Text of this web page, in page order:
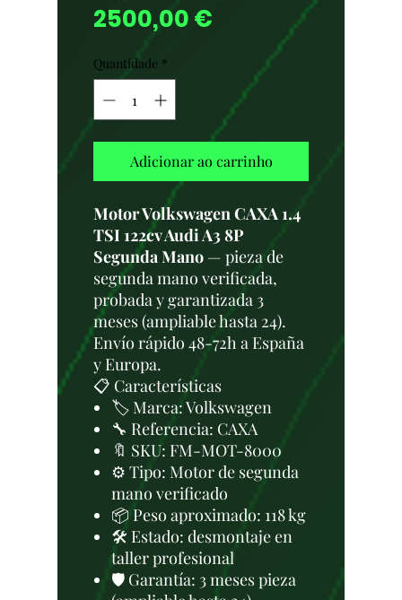
2500,00 €
Quantidade *
Adicionar ao carrinho
Motor Volkswagen CAXA 1.4
TSI 122cv Audi A3 8P
Segunda Mano — pieza de
segunda mano verificada,
probada y garantizada 3
meses (ampliable hasta 24).
Envío rápido 48-72h a España
y Europa.
📋 Características
🏷️ Marca: Volkswagen
🔧 Referencia: CAXA
🔖 SKU: FM-MOT-8000
⚙️ Tipo: Motor de segunda
mano verificado
📦 Peso aproximado: 118 kg
🛠 Estado: desmontaje en
taller profesional
🛡️ Garantía: 3 meses pieza